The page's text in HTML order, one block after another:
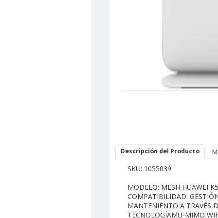
Descripción del Producto
SKU: 1055039
MODELO: MESH HUAWEI
COMPATIBILIDAD:
MANTENIENTO A TRAVÉS
TECNOLOGÍAMU-MIMO